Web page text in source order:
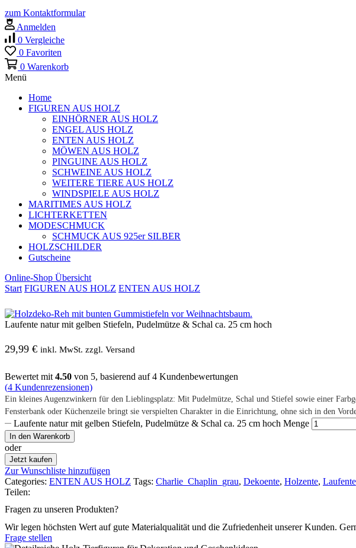
zum Kontaktformular
Anmelden
0 Vergleiche
0 Favoriten
0 Warenkorb
Menü
Home
FIGUREN AUS HOLZ
EINHÖRNER AUS HOLZ
ENGEL AUS HOLZ
ENTEN AUS HOLZ
MÖWEN AUS HOLZ
PINGUINE AUS HOLZ
SCHWEINE AUS HOLZ
WEITERE TIERE AUS HOLZ
WINDSPIELE AUS HOLZ
MARITIMES AUS HOLZ
LICHTERKETTEN
MODESCHMUCK
SCHMUCK AUS 925er SILBER
HOLZSCHILDER
Gutscheine
Online-Shop Übersicht
Start FIGUREN AUS HOLZ ENTEN AUS HOLZ
Laufente natur mit gelben Stiefeln, Pudelmütze & Schal ca. 25 cm hoch
29,99 € inkl. MwSt. zzgl. Versand
Bewertet mit 4.50 von 5, basierend auf4 Kundenbewertungen
(4 Kundenrezensionen)
Ein kleines Augenzwinkern für den Lieblingsplatz: Mit Pudelmütze, Schal und Stiefel sowie einer
Fensterbank oder Küchenzeile bringt sie verspielten Charakter in die Einrichtung, ohne sich in den
Laufente natur mit gelben Stiefeln, Pudelmütze & Schal ca. 25 cm hoch Menge
In den Warenkorb
oder
Jetzt kaufen
Zur Wunschliste hinzufügen
Categories: ENTEN AUS HOLZ Tags: Charlie_Chaplin_grau, Dekoente, Holzente, Laufente
Teilen:
Fragen zu unseren Produkten?
Wir legen höchsten Wert auf gute Materialqualität und die Zufriedenheit unserer Kunden.
Frage stellen